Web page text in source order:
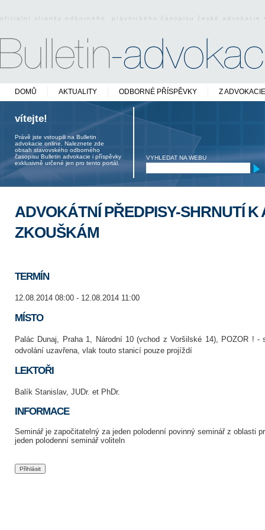
oficiální stránky odborného právnického časopisu české
DOMŮ AKTUALITY ODBORNÉ PŘÍSPĚVKY Z ADVOKACIE
vítejte!
Právě jste vstoupili na Bulletin
advokacie online. Naleznete zde
obsah stavovského odborného
časopisu Bulletin advokacie i příspěvky
exklusivně určené jen pro tento portál.
VYHLEDAT NA WEBU
ADVOKÁTNÍ PŘEDPISY-SHRNUTÍ K
ZKOUŠKÁM
TERMÍN
12.08.2014 08:00 - 12.08.2014 11:00
MÍSTO
Palác Dunaj, Praha 1, Národní 10 (vchod z Voršilské 14), POZOR ! -
odvolání uzavřena, vlak touto stanicí pouze projíždí
LEKTOŘI
Balík Stanislav, JUDr. et PhDr.
INFORMACE
Seminář je započitatelný za jeden polodenní povinný seminář z oblasti
jeden polodenní seminář voliteln